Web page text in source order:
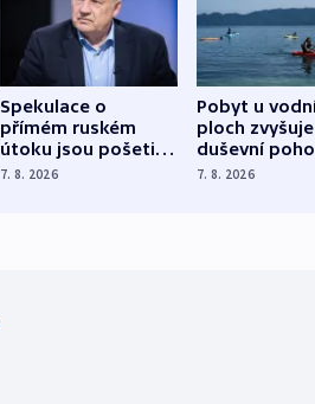
Spekulace o
přímém ruském
útoku jsou pošetilé,
míní estonský
7. 8. 2026
Pobyt u
ploch zvyšuje
duševní
ukázala
7. 8. 2026